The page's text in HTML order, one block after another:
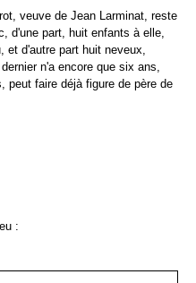
veuve de Jean Larminat, reste
d'une part, huit enfants à elle,
et d'autre part huit neveux,
n'a encore que six ans,
peut faire déjà figure de père de
: